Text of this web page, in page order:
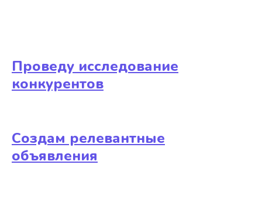
Проведу исследование
конкурентов
Создам релевантные
объявления